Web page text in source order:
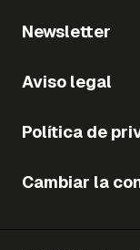
Newsletter
Aviso legal
Política de
Cambiar la